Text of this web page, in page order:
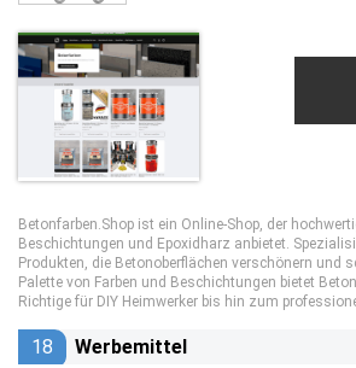
Betonfarben.Shop ist ein Online-Shop, der
Beschichtungen und Epoxidharz anbietet.
Produkten, die Betonoberflächen verschönern und
Palette von Farben und Beschichtungen bietet
Richtige für DIY Heimwerker bis hin zum
18 Werbemittel